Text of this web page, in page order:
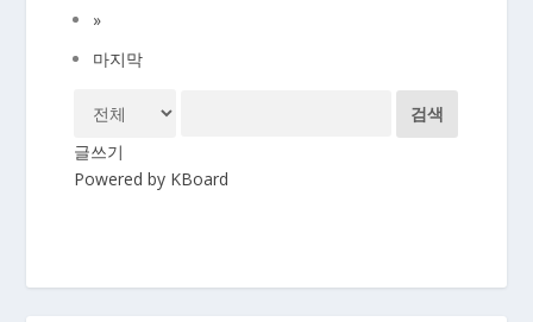
»
마지막
검색
글쓰기
Powered by KBoard